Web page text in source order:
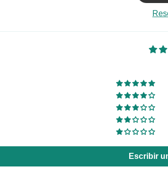
Escribir
Atraiga a los clientes